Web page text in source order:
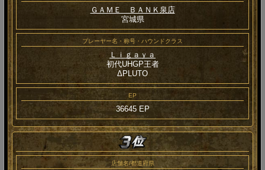
ＧＡＭＥ ＢＡＮＫ泉店
宮城県
プレーヤー名・称号・ハウンドクラス
Ｌｉｇａｙａ
初代UHGP王者
ΔPLUTO
EP
36645 EP
店舗名/都道府県